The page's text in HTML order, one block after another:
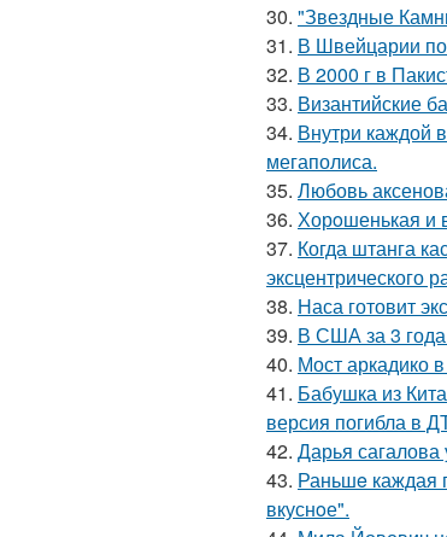
30. "Звездные
31. В Швейцарии
32. В 2000 г в
33. Византийские
34. Внутри каждой
мегаполиса.
35. Любовь
36. Хорoшенькая и
37. Когда штанга
эксцентрического
38. Наса готовит
39. В США за 3 года
40. Мост аркадико
41. Бабушка из
версия погибла в
42. Дарья
43. Раньшe каждая
вкуснoе".